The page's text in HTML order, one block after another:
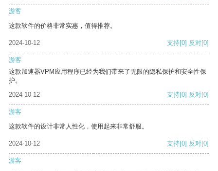
游客
这款软件的价格非常实惠，值得推荐。
2024-10-12 支持[0] 反对[0]
游客
这款加速器VPM应用程序已经为我们带来了无限的隐私保护和安全性保
护。
2024-10-12
支持[0] 反对[0]
游客
这款软件的设计非常人性化，使用起来非常舒服。
2024-10-12 支持[0] 反对[0]
游客